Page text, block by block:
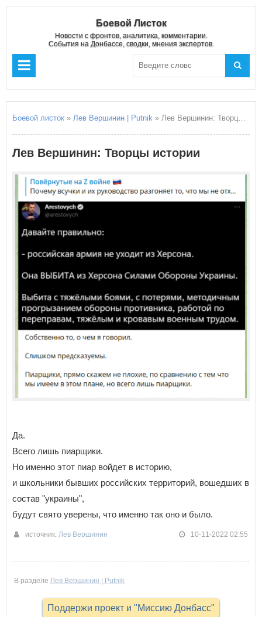
Боевой Листок
Новости с фронтов, аналитика, комментарии.
События на Донбассе, сводки, мнения экспертов.
Боевой листок » Лев Вершинин | Putnik » Лев Вершинин: Творцы истории
Лев Вершинин: Творцы истории
Да.
Всего лишь пиарщики.
Но именно этот пиар войдет в историю,
и школьники бывших российских территорий, вошедших в
состав "украины",
будут свято уверены, что именно так оно и было.
источник: Лев Вершинин 10-11-2022 02:55
В разделе Лев Вершинин | Putnik
Поддержи проект и "Миссию Донбасс"